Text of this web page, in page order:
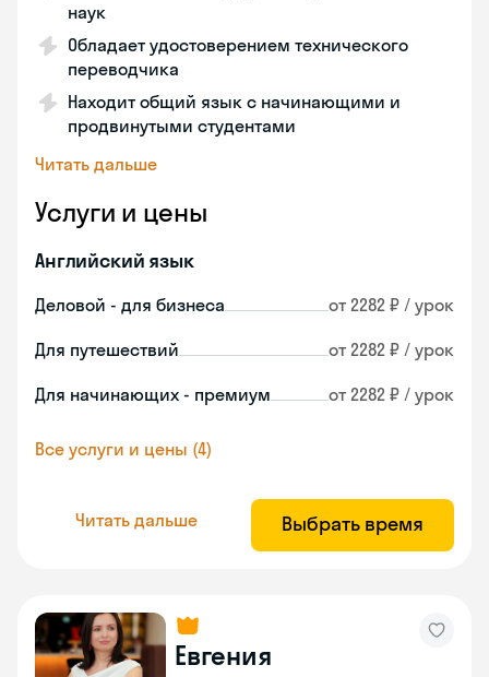
наук
Обладает удостоверением технического
переводчика
Находит общий язык с начинающими и
продвинутыми студентами
Читать дальше
Услуги и цены
Английский язык
Деловой - для бизнеса от 2282 ₽ / урок
Для путешествий от 2282 ₽ / урок
Для начинающих - премиум от 2282 ₽ / урок
Все услуги и цены (4)
Читать дальше Выбрать время
Евгения